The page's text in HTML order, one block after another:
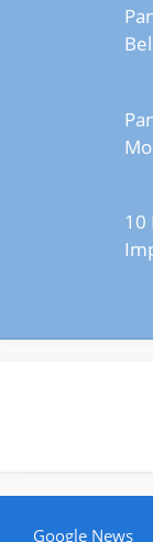
10
Google News